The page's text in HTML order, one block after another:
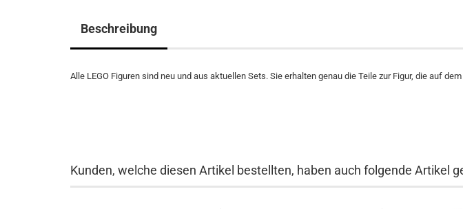
Beschreibung
Alle LEGO Figuren sind neu und aus aktuellen Sets. Sie erhalten genau die Teile zur Figur, die auf
Kunden, welche diesen Artikel bestellten, haben auch folgende Artikel